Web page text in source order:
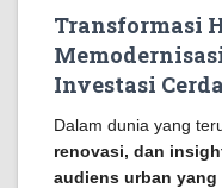
Transformasi
Investasi
Dalam dunia yang
renovasi, dan
audiens urban